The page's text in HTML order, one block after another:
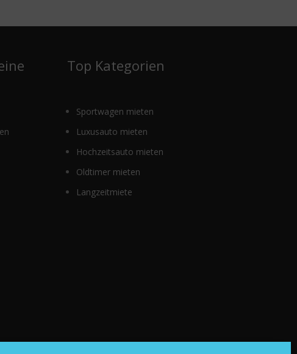
Top Kategorien
Sportwagen mieten
Luxusauto mieten
Hochzeitsauto mieten
Oldtimer mieten
Langzeitmiete